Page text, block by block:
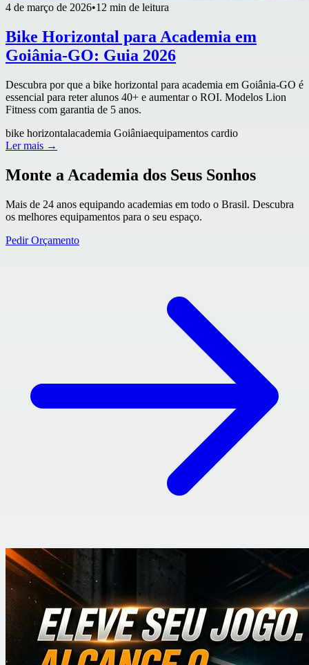
4 de março de 2026•12 min de leitura
Bike Horizontal para Academia em
Goiânia-GO: Guia 2026
Descubra por que a bike horizontal para academia em Goiânia-GO é
essencial para reter alunos 40+ e aumentar o ROI. Modelos Lion
Fitness com garantia de 5 anos.
bike horizontalacademia Goiâniaequipamentos cardio
Ler mais →
Monte a Academia dos Seus Sonhos
Mais de 24 anos equipando academias em todo o Brasil. Descubra
os melhores equipamentos para o seu espaço.
Pedir Orçamento